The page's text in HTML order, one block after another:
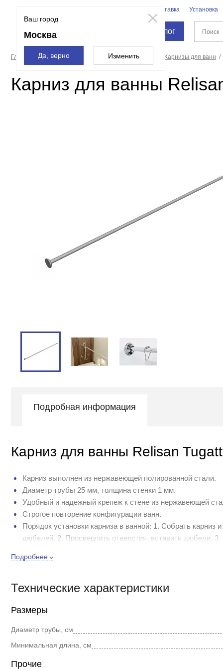
Ваш город
Москва
Да, верно Изменить
Доставка Установка
Каталог
Главная страница Полотенцесушители, карнизы Карнизы для ванн
Карниз для ванны
Подробная информация
Карниз для ванны Relisan
Карниз выполнен из нержавеющей полированной стали.
Диаметр трубы 25 мм, толщина стенки 1 мм.
Удобный и надежный крепеж к стене из нержавеющей
Строгое повторение конфигурации ванн.
Порядок установки карниза в ванной: 1. Собрать карниз
дюбелей. 2. Просверлить отверстия, вставить дюбели.
Зафиксировать положение карниза стопорными
На фото могут быть отображены дополнительные опции,
право, без уведомления, вносить изменения в
потребительских свойств, с целью улучшения его
Подробнее
Технические характеристики
Размеры
Диаметр трубы, см
Минимальная длина, см
Прочие